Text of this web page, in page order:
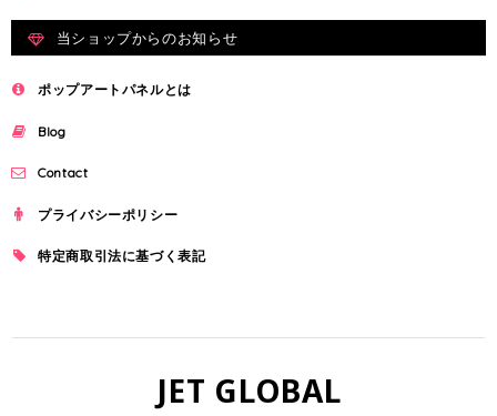
当ショップからのお知らせ
ポップアートパネルとは
Blog
Contact
プライバシーポリシー
特定商取引法に基づく表記
JET GLOBAL